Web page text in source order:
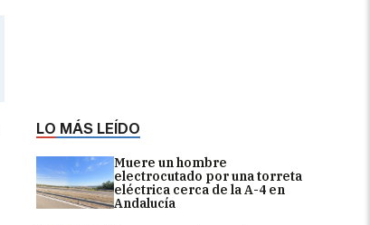
LO MÁS LEÍDO
Muere un hombre
electrocutado por una torreta
eléctrica cerca de la A-4 en
Andalucía